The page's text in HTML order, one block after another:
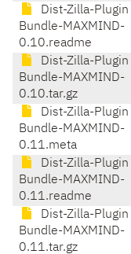
Dist-Zilla-Plugin
Bundle-MAXMIND-
0.10.readme
Dist-Zilla-Plugin
Bundle-MAXMIND-
0.10.tar.gz
Dist-Zilla-Plugin
Bundle-MAXMIND-
0.11.meta
Dist-Zilla-Plugin
Bundle-MAXMIND-
0.11.readme
Dist-Zilla-Plugin
Bundle-MAXMIND-
0.11.tar.gz